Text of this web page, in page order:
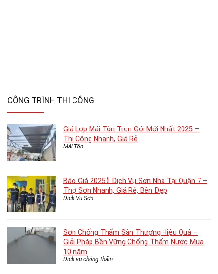
CÔNG TRÌNH THI CÔNG
Giá Lợp Mái Tôn Trọn Gói Mới Nhất 2025 –
Thi Công Nhanh, Giá Rẻ
Mái Tôn
Báo Giá 2025】Dịch Vụ Sơn Nhà Tại Quận 7 –
Thợ Sơn Nhanh, Giá Rẻ, Bền Đẹp
Dịch Vụ Sơn
Sơn Chống Thấm Sân Thượng Hiệu Quả –
Giải Pháp Bền Vững Chống Thấm Nước Mưa
10 năm
Dịch vụ chống thấm